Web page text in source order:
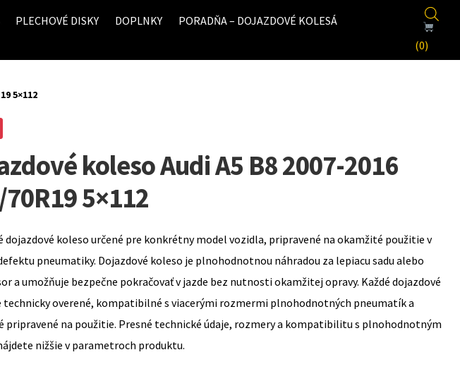
PLECHOVÉ DISKY DOPLNKY
PORADŇA – DOJAZDOVÉ KOLESÁ
(0)
5×112
koleso Audi A5 B8 2007-2016
5×112
dojazdové koleso určené pre konkrétny model vozidla, pripravené na okamžité použitie v
pneumatiky. Dojazdové koleso je plnohodnotnou náhradou za lepiacu sadu alebo
a umožňuje bezpečne pokračovať v jazde bez nutnosti okamžitej opravy. Každé dojazdové
technicky overené, kompatibilné s viacerými rozmermi plnohodnotných pneumatík a
pripravené na použitie. Presné technické údaje, rozmery a kompatibilitu s plnohodnotným
nižšie v parametroch produktu.